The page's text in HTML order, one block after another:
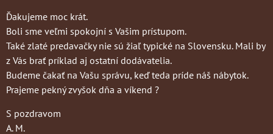
Ďakujeme moc krát.
Boli sme veľmi spokojní s Vašim prístupom.
Také zlaté predavačky nie sú žiaľ typické na Slovensku. Mali by
z Vás brať príklad aj ostatní dodávatelia.
Budeme čakať na Vašu správu, keď teda príde náš nábytok.
Prajeme pekný zvyšok dňa a víkend ?
S pozdravom
A. M.